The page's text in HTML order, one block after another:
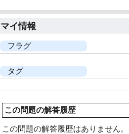
マイ情報
フラグ
タグ
この問題の解答履歴
この問題の解答履歴はありません。